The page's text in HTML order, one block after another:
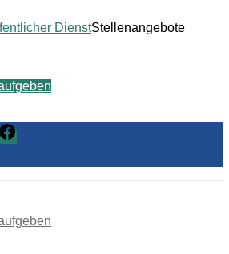
Stellenangebote